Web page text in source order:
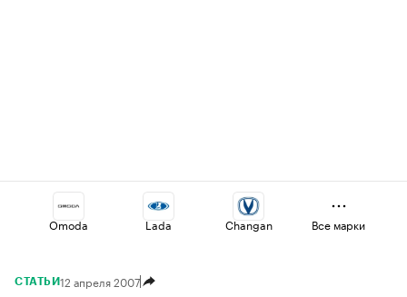
Omoda Lada Changan
Volga Jaecoo
Все марки
СТАТЬИ12 апреля 2007